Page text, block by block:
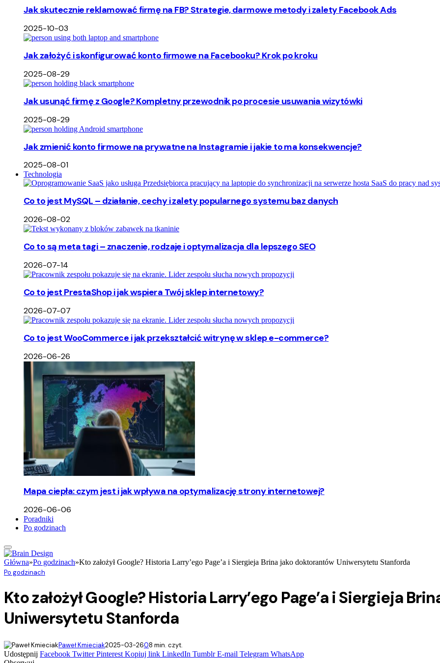
Jak skutecznie reklamować firmę na FB? Strategie, darmowe metody i zalety Facebook Ads
2025-10-03
Jak założyć i skonfigurować konto firmowe na Facebooku? Krok po kroku
2025-08-29
Jak usunąć firmę z Google? Kompletny przewodnik po procesie usuwania wizytówki
2025-08-29
Jak zmienić konto firmowe na prywatne na Instagramie i jakie to ma konsekwencje?
2025-08-01
Technologia
Co to jest MySQL – działanie, cechy i zalety popularnego systemu baz danych
2026-08-02
Co to są meta tagi – znaczenie, rodzaje i optymalizacja dla lepszego SEO
2026-07-14
Co to jest PrestaShop i jak wspiera Twój sklep internetowy?
2026-07-07
Co to jest WooCommerce i jak przekształcić witrynę w sklep e-commerce?
2026-06-26
Mapa ciepła: czym jest i jak wpływa na optymalizację strony internetowej?
2026-06-06
Poradniki
Po godzinach
Główna»Po godzinach»Kto założył Google? Historia Larry’ego Page’a i Siergieja Brina jako doktorantów Uniwersytetu Stanforda
Po godzinach
Kto założył Google? Historia Larry’ego Page’a i Siergieja
Uniwersytetu Stanforda
Paweł Kmieciak2025-03-2608 min. czyt.
Udostępnij Facebook Twitter Pinterest Kopiuj link LinkedIn Tumblr E-mail Telegram WhatsApp